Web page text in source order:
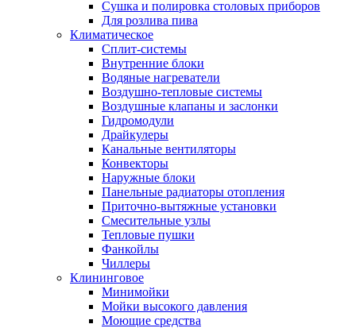
Сушка и полировка столовых приборов
Для розлива пива
Климатическое
Сплит-системы
Внутренние блоки
Водяные нагреватели
Воздушно-тепловые системы
Воздушные клапаны и заслонки
Гидромодули
Драйкулеры
Канальные вентиляторы
Конвекторы
Наружные блоки
Панельные радиаторы отопления
Приточно-вытяжные установки
Смесительные узлы
Тепловые пушки
Фанкойлы
Чиллеры
Клининговое
Минимойки
Мойки высокого давления
Моющие средства